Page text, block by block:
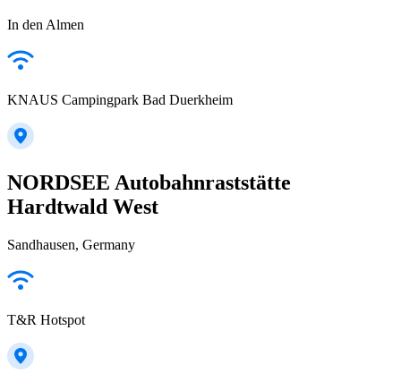
In den Almen
KNAUS Campingpark Bad Duerkheim
NORDSEE Autobahnraststätte
Hardtwald West
Sandhausen, Germany
T&R Hotspot